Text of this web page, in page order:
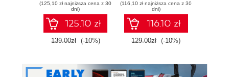
DevOps expertise,
pass the AZ-400
with confidence,
and boost your
cloud career
(125,10 zł najniższa cena z 30
dni)
125.10 zł
139.00zł (-10%)
(116,10 zł najniższa cena z 30
dni)
116.10 zł
129.00zł (-10%)